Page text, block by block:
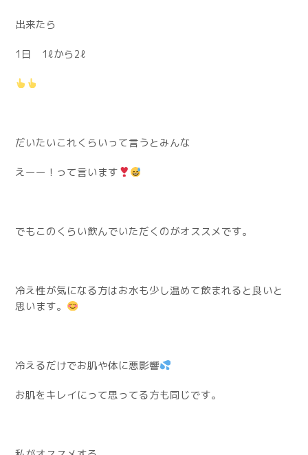
出来たら
1日 1ℓから2ℓ
だいたいこれくらいって言うとみんな
えーー！って言います
でもこのくらい飲んでいただくのがオススメです。
冷え性が気になる方はお水も少し温めて飲まれると良いと
思います。
冷えるだけでお肌や体に悪影響
お肌をキレイにって思ってる方も同じです。